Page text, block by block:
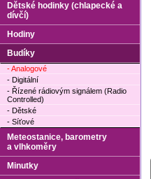
Dětské hodinky (chlapecké a
dívčí)
Hodiny
Budíky
- Analogové
- Digitální
- Řízené rádiovým signálem (Radio
Controlled)
- Dětské
- Síťové
Meteostanice, barometry
a vlhkoměry
Minutky